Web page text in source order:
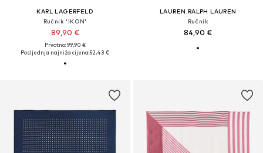
KARL LAGERFELD
Ručnik 'IKON'
89,90 €
Prvotno: 99,90 €
Posljednja najniža cijena:52,43 €
LAUREN RALPH LAUREN
Ručnik
84,90 €